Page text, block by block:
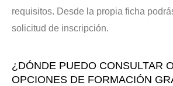
requisitos. Desde la propia ficha
solicitud de inscripción.
¿DÓNDE PUEDO CONSULTAR
OPCIONES DE FORMACIÓN